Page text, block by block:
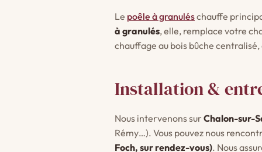
Le poêle à granuléschauffe
à granulés, elle, remplace votre
chauffage au bois bûche
Installation &
Nous intervenons sur Chalon-sur-
Rémy…). Vous pouvez nous
Foch, sur rendez-vous). Nous